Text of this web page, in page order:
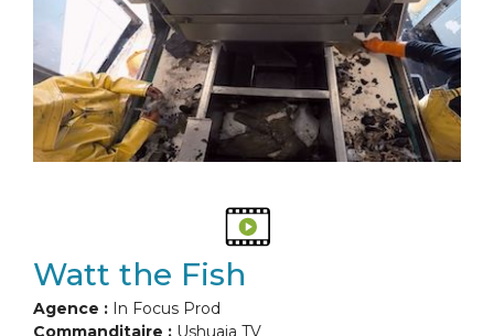
Watt the Fish
Agence : In Focus Prod
Commanditaire : Ushuaia TV